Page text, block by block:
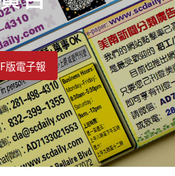
版電子報